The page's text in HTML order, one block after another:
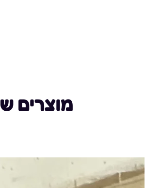
מוצרים